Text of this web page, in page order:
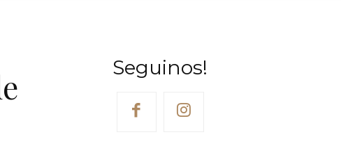
Seguinos!